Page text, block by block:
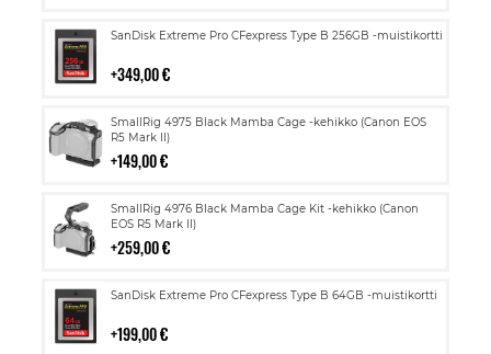
SanDisk Extreme Pro CFexpress Type B 256GB -muistikortti
349,00 €
Lisää
SmallRig 4975 Black Mamba Cage -kehikko (Canon EOS
R5 Mark II)
149,00 €
Lisää
ostoskoriin
SmallRig 4976 Black Mamba Cage Kit -kehikko (Canon
EOS R5 Mark II)
259,00 €
Lisää
ostoskoriin
SanDisk Extreme Pro CFexpress Type B 64GB -muistikortti
199,00 €
Lisää